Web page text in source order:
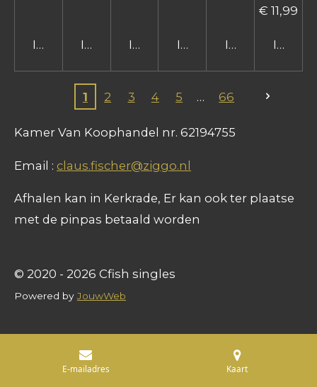
In winkelwagenIn winkelwagenIn winkelwagenIn winkelwagen
In
€ 11,99
In
1 2 3 4 5 66
Kamer Van Koophandel nr. 62194755
Email : claus.fischer@ziggo.nl
Afhalen kan in Kerkrade, Er kan ook ter plaatse
met de pinpas betaald worden
© 2020 - 2026 Cfish singles
Powered byJouwWeb
E-mailadres Kaart